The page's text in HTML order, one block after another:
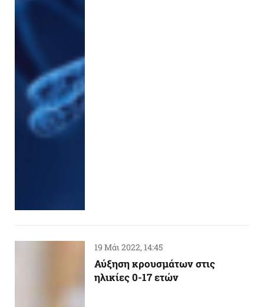
19 Μάι 2022, 14:45
Αύξηση κρουσμάτων στις
ηλικίες 0-17 ετών